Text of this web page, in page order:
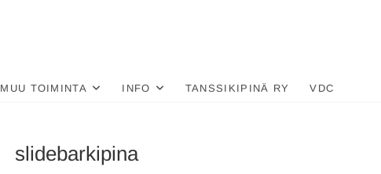
MUU TOIMINTA INFO TANSSIKIPINÄ RY VDC
slidebarkipina